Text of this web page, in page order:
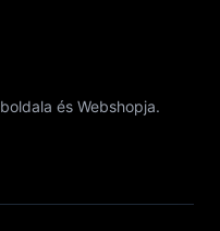
és Webshopja.